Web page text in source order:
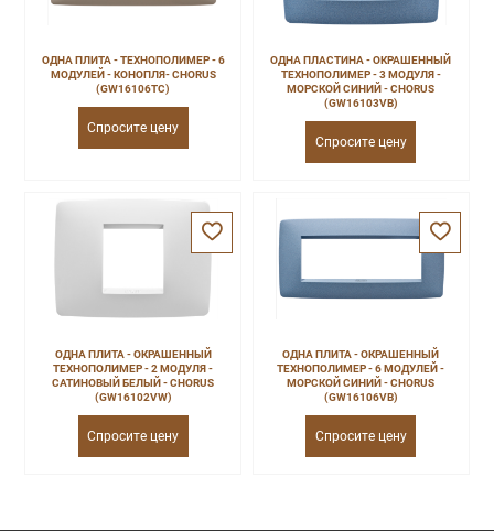
ОДНА ПЛИТА - ТЕХНОПОЛИМЕР - 6
МОДУЛЕЙ - КОНОПЛЯ- CHORUS
(GW16106TC)
Спросите цену
ОДНА ПЛАСТИНА - ОКРАШЕННЫЙ
ТЕХНОПОЛИМЕР - 3 МОДУЛЯ -
МОРСКОЙ СИНИЙ - CHORUS
(GW16103VB)
Спросите цену
ОДНА ПЛИТА - ОКРАШЕННЫЙ
ТЕХНОПОЛИМЕР - 2 МОДУЛЯ -
САТИНОВЫЙ БЕЛЫЙ - CHORUS
(GW16102VW)
Спросите цену
ОДНА ПЛИТА - ОКРАШЕННЫЙ
ТЕХНОПОЛИМЕР - 6 МОДУЛЕЙ -
МОРСКОЙ СИНИЙ - CHORUS
(GW16106VB)
Спросите цену